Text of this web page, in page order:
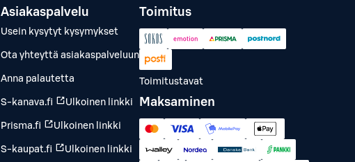
Asiakaspalvelu
Usein kysytyt kysymykset
Ota yhteyttä asiakaspalveluun
Anna palautetta
S-kanava.fi Ulkoinen linkki
Prisma.fi Ulkoinen linkki
S-kaupat.fi Ulkoinen linkki
Toimitus
Toimitustavat
Maksaminen